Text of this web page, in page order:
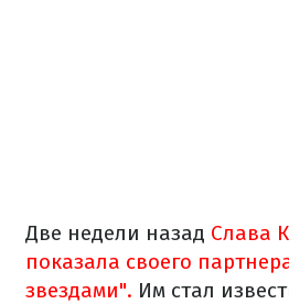
Две недели назад Слава
показала своего
звездами". Им стал